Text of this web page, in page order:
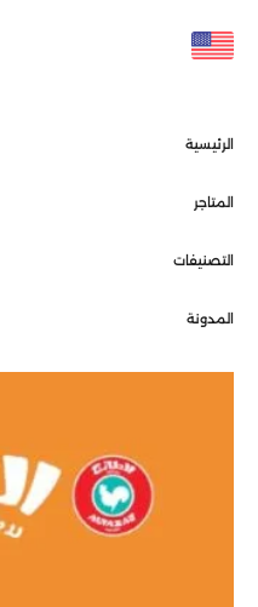
الرئيسية
المتاجر
التصنيفات
المدونة